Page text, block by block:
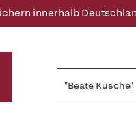
innerhalb